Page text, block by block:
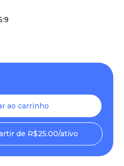
ao carrinho
de R$25.00/ativo